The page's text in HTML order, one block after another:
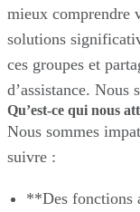
mieux comprendre
solutions
ces groupes et
d’assistance. Nous
Qu’est-ce qui nous
Nous sommes
suivre :
**Des fonctions